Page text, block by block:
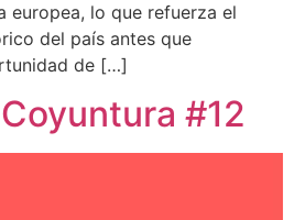
europea, lo que refuerza el
del país antes que
de […]
#12